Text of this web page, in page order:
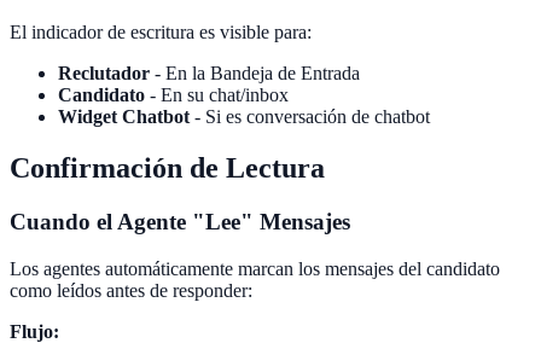
El indicador de escritura es visible para:
Reclutador - En la Bandeja de Entrada
Candidato - En su chat/inbox
Widget Chatbot- Si es conversación de chatbot
Confirmación de Lectura
Cuando el Agente "Lee" Mensajes
Los agentes automáticamente marcan los mensajes del candidato
como leídos antes de responder:
Flujo: